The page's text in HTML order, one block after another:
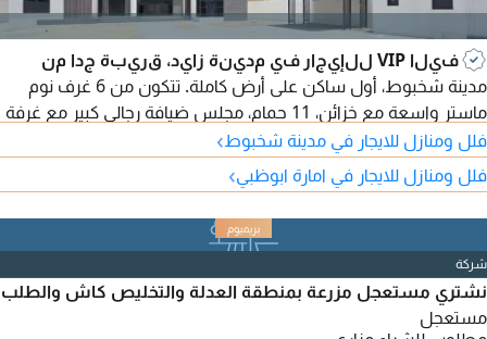
فيلا VIP للإيجار في مدينة زايد، قريبة جدا من
مدينة شخبوط، أول ساكن على أرض كاملة. تتكون من 6 غرف نوم
ماستر واسعة مع خزائن، 11 حمام، مجلس ضيافة رجالي كبير مع غرفة
واسعة، ديكورات وواجهة مميزة، تكييف مركزي، مطبخ رئيسي داخلي،
مطبخ رئيسي خارجي، مطبخ تحضيري، ملحق خدمات خارجي، غرفة
خادمة، غرفة غسيل، 2 مخزن، حوش واسع جدا، مظلات للسيارات
فلل ومنازل للايجار في مدينة شخبوط›
فلل ومنازل للايجار في امارة ابوظبي›
شركة
نشتري مستعجل مزرعة بمنطقة العدلة والتخليص كاش والطلب
مستعجل